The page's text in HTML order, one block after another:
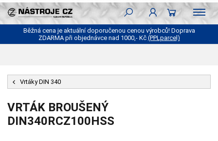
Běžná cena je aktuální doporučenou cenou výrobců! Doprava
ZDARMA při objednávce nad 1000,- Kč (PPLparcel)
Vrtáky DIN 340
VRTÁK BROUŠENÝ
DIN340RCZ100HSS